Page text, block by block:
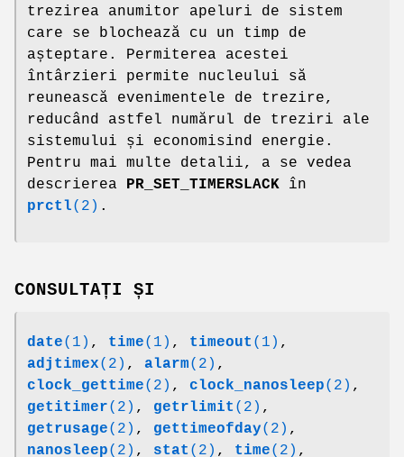
trezirea anumitor apeluri de sistem
care se blochează cu un timp de
așteptare. Permiterea acestei
întârzieri permite nucleului să
reunească evenimentele de trezire,
reducând astfel numărul de treziri ale
sistemului și economisind energie.
Pentru mai multe detalii, a se vedea
descrierea PR_SET_TIMERSLACK în
prctl(2) .
CONSULTAȚI ȘI
date(1) , time(1) , timeout (1) ,
adjtimex(2) , alarm(2) ,
clock_gettime(2) , clock_nanosleep(2) ,
getitimer(2) , getrlimit (2) ,
getrusage(2) , gettimeofday(2) ,
nanosleep(2) , stat (2) , time(2) ,